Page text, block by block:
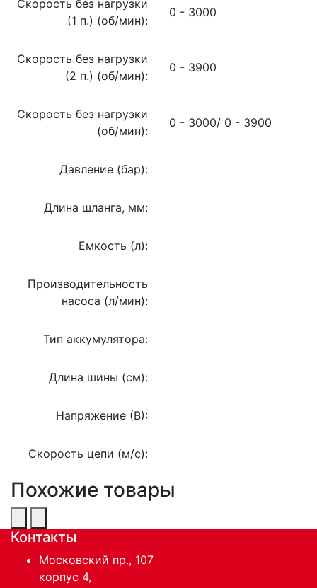
Скорость без нагрузки
(1 п.) (об/мин):
0 - 3000
Скорость без нагрузки
(2 п.) (об/мин):
0 - 3900
Скорость без нагрузки
(об/мин):
0 - 3000/ 0 - 3900
Давление (бар):
Длина шланга, мм:
Емкость (л):
Производительность
насоса (л/мин):
Тип аккумулятора:
Длина шины (см):
Напряжение (В):
Скорость цепи (м/с):
Похожие товары
Контакты
Московский пр., 107
корпус 4,